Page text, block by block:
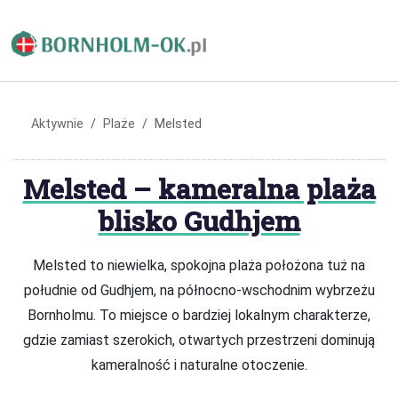
Aktywnie Plaże Melsted
Melsted – kameralna plaża
blisko Gudhjem
Melsted to niewielka, spokojna plaża położona tuż na
południe od Gudhjem, na północno-wschodnim wybrzeżu
Bornholmu. To miejsce o bardziej lokalnym charakterze,
gdzie zamiast szerokich, otwartych przestrzeni dominują
kameralność i naturalne otoczenie.